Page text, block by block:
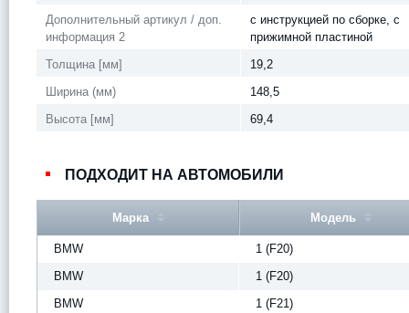
Дополнительный артикул / доп.
информация 2
с инструкцией по сборке, с
прижимной пластиной
Толщина [мм]
19,2
Ширина (мм)
148,5
Высота [мм]
69,4
ПОДХОДИТ НА АВТОМОБИЛИ
Марка Модель
BMW
1 (F20)
BMW
1 (F20)
BMW
1 (F21)